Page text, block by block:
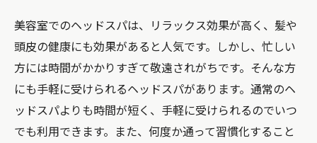
美容室でのヘッドスパは、リラックス効果が高く、髪や
頭皮の健康にも効果があると人気です。しかし、忙しい
方には時間がかかりすぎて敬遠されがちです。そんな方
にも手軽に受けられるヘッドスパがあります。通常のヘ
ッドスパよりも時間が短く、手軽に受けられるのでいつ
でも利用できます。また、何度か通って習慣化すること